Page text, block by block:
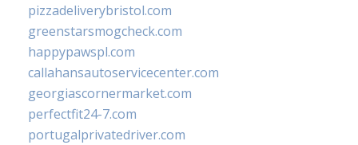
pizzadeliverybristol.com
greenstarsmogcheck.com
happypawspl.com
callahansautoservicecenter.com
georgiascornermarket.com
perfectfit24-7.com
portugalprivatedriver.com